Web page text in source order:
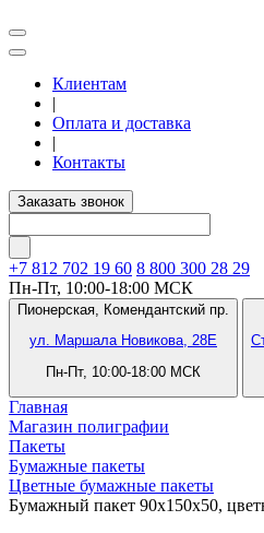
Клиентам
|
Оплата и доставка
|
Контакты
Заказать звонок
+7 812 702 19 60 8 800 300 28 29
Пн-Пт, 10:00-18:00 МСК
Пионерская, Комендантский пр.
ул. Маршала Новикова, 28Е
Пн-Пт, 10:00-18:00 МСК
Главная
Магазин полиграфии
Пакеты
Бумажные пакеты
Цветные бумажные пакеты
Бумажный пакет 90x150x50,